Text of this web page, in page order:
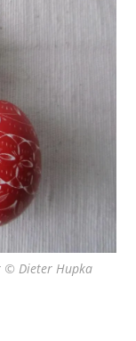
© Dieter Hupka